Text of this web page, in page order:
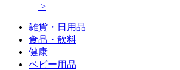
>
雑貨・日用品
食品・飲料
健康
ベビー用品